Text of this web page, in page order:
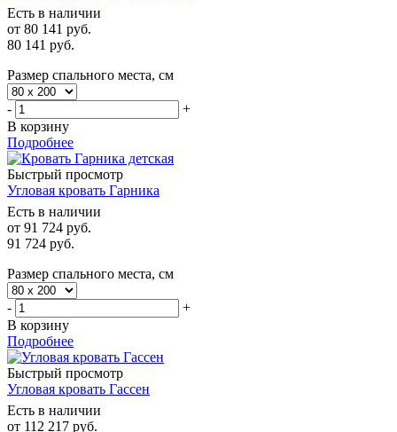
Есть в наличии
от 80 141 руб.
80 141 руб.
Размер спального места, см
-
+
В корзину
Подробнее
Быстрый просмотр
Угловая кровать Гарника
Есть в наличии
от 91 724 руб.
91 724 руб.
Размер спального места, см
-
+
В корзину
Подробнее
Быстрый просмотр
Угловая кровать Гассен
Есть в наличии
от 112 217 руб.